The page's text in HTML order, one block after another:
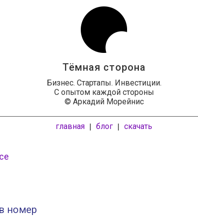
Тёмная сторона
Бизнес. Стартапы. Инвестиции.
С опытом каждой стороны
© Аркадий Морейнис
главная | блог | скачать
номер